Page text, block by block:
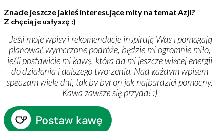
Znacie jeszcze jakieś interesujące mity na temat Azji?
Z chęcią je usłyszę :)
Jeśli moje wpisy i rekomendacje inspirują Was i pomagają
planować wymarzone podróże, będzie mi ogromnie miło,
jeśli postawicie mi kawę, która da mi jeszcze więcej energii
do działania i dalszego tworzenia. Nad każdym wpisem
spędzam wiele dni, tak by był on jak najbardziej pomocny.
Kawa zawsze się przyda! :)